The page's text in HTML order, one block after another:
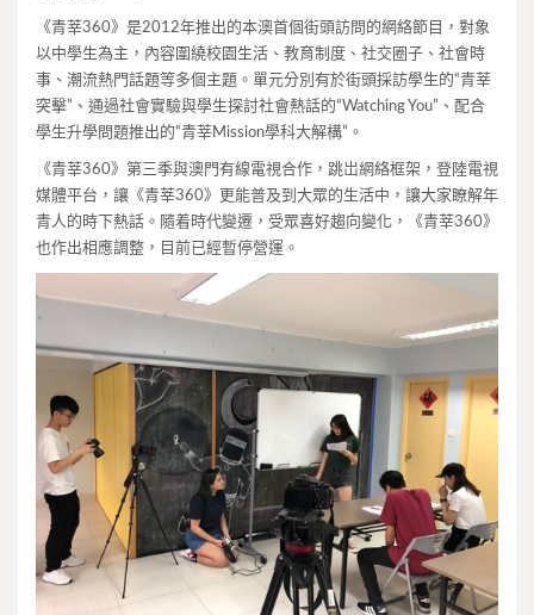
《青莘360》是2012年推出的本澳首個街頭訪問的網絡節目，對象
以中學生為主，內容圍繞校園生活、教育制度、社交圈子、社會時
事、潮流熱門話題等多個主題。單元分別有於街頭採訪學生的“青莘
突擊”、通過社會實驗與學生探討社會熱話的“Watching You”、配合
學生升學問題推出的“青莘Mission學科大解構”。
《青莘360》第三季與澳門有線電視合作，跳岀網絡框架，登陸電視
媒體平台，讓《青莘360》更能普及到大眾的生活中，讓大家瞭解年
青人的時下熱話。隨着時代變遷，受眾喜好趨向變化，《青莘360》
也作出相應調整，目前已經暫停營運。